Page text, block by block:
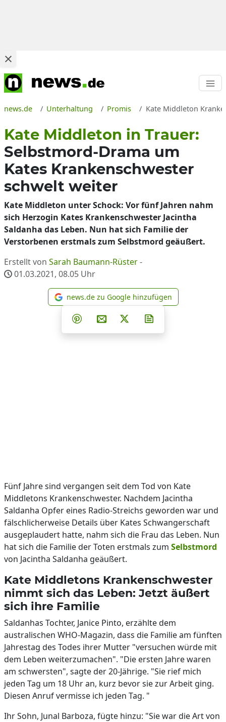
news.de Unterhaltung Promis Kate Middleton
Kate Middleton in Trauer:
Selbstmord-Drama um
Kates Krankenschwester
schwelt weiter
Kate Middleton unter Schock: Vor fünf Jahren nahm
sich Herzogin Kates Krankenschwester Jacintha
Saldanha das Leben. Nun hat sich Familie der
Verstorbenen erstmals zum Selbstmord geäußert.
Erstellt von Sarah Baumann-Rüster-
01.03.2021, 08.05 Uhr
news.de zu Google
news.de zu Google hinzufügen
Teilen auf Facebook
Teilen auf Whatsapp
Teilen auf Telegram
Teilen auf Pinterest
Per E-Mail teilen
Post auf X
Fünf Jahre sind vergangen seit dem Tod von Kate
Middletons Krankenschwester. Nachdem Jacintha
Saldanha Opfer eines Radio-Streichs geworden war und
fälschlicherweise Details über Kates Schwangerschaft
ausgeplaudert hatte, nahm sich die Frau das Leben. Nun
hat sich die Familie der Toten erstmals zum Selbstmord
von Jacintha Saldanha geäußert.
Kate Middletons Krankenschwester
nimmt sich das Leben: Jetzt äußert
sich ihre Familie
Saldanhas Tochter, Janice Pinto, erzählte dem
australischen WHO-Magazin, dass die Familie am fünften
Jahrestag des Todes ihrer Mutter "versuchen würde mit
dem Leben weiterzumachen". "Die ersten Jahre waren
am schwersten", sagte der 20-Jährige. "Sie rief mich
jeden Tag um 18 Uhr an, kurz bevor sie zur Arbeit ging.
Diesen Anruf vermisse ich jeden Tag. "
Ihr Sohn, Junal Barboza, fügte hinzu: "Sie war die Art von